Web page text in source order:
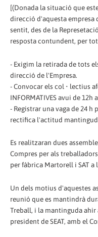
[(Donada la situació que
direcció d'aquesta empresa
sentit, des de la
resposta contundent, per
- Exigim la retirada de tots
direcció de l'Empresa.
- Convocar els col • lectius
INFORMATIVES avui de 12h
- Registrar una vaga de 24
rectifica l'actitud
Es realitzaran dues
Compres per als
per fàbrica Martorell i SAT
Un dels motius d'aquestes
reunió que es mantindrà
Treball, i la mantinguda
president de SEAT, amb el